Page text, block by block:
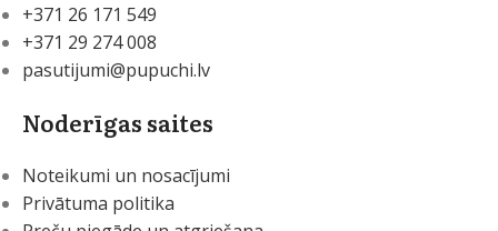
+371 26 171 549
+371 29 274 008
pasutijumi@pupuchi.lv
Noderīgas saites
Noteikumi un nosacījumi
Privātuma politika